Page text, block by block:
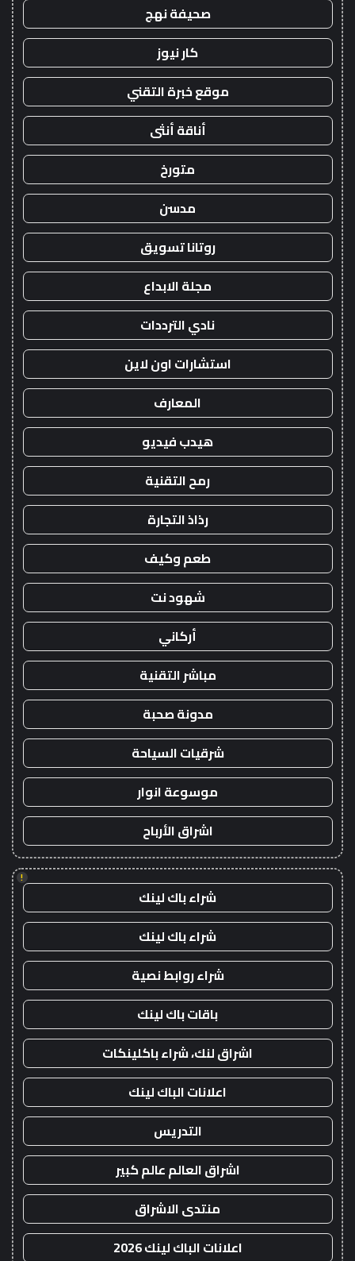
صحيفة نهج
كار نيوز
موقع خبرة التقني
أناقة أنثى
متورخ
مدسن
روتانا تسويق
مجلة الابداع
نادي الترددات
استشارات اون لاين
المعارف
هيدب فيديو
رمح التقنية
رذاذ التجارة
طعم وكيف
شهود نت
أركاني
مباشر التقنية
مدونة صحبة
شرقيات السياحة
موسوعة انوار
اشراق الأرباح
!
شراء باك لينك
شراء باك لينك
شراء روابط نصية
باقات باك لينك
اشراق لنك، شراء باكلينكات
اعلانات الباك لينك
التدريس
اشراق العالم عالم كبير
منتدى الاشراق
اعلانات الباك لينك 2026